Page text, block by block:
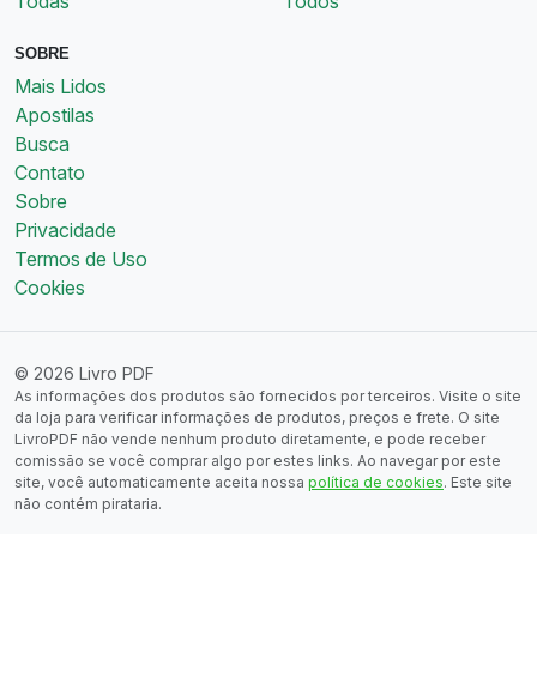
SOBRE
Mais Lidos
Apostilas
Busca
Contato
Sobre
Privacidade
Termos de Uso
Cookies
© 2026 Livro PDF
As informações dos produtos são fornecidos por terceiros. Visite o site
da loja para verificar informações de produtos, preços e frete. O site
LivroPDF não vende nenhum produto diretamente, e pode receber
comissão se você comprar algo por estes links. Ao navegar por este
site, você automaticamente aceita nossa política de cookies. Este site
não contém pirataria.